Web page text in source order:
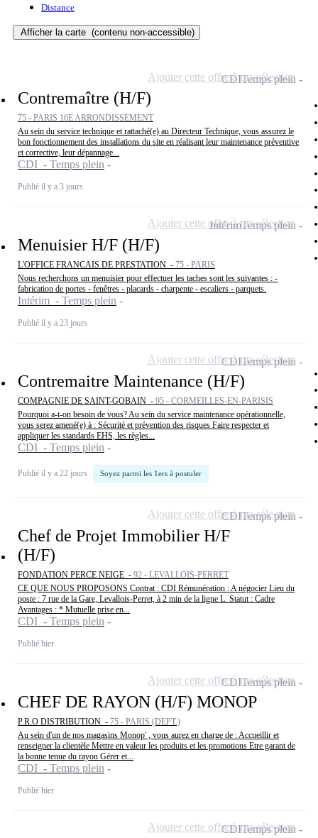
Distance
Afficher la carte (contenu non-accessible)
Contremaître (H/F)
75 - PARIS 16E ARRONDISSEMENT
Au sein du service technique et rattaché(e) au Directeur Technique, vous assurez le
bon fonctionnement des installations du site en réalisant leur maintenance préventive
et corrective, leur dépannage...
CDI - Temps plein
Publié il y a 3 jours
CDITemps plein
Ajouter cette offre à ma sélection
Menuisier H/F (H/F)
L'OFFICE FRANCAIS DE PRESTATION - 75 - PARIS
Nous recherchons un menuisier pour effectuer les taches sont les suivantes : -
fabrication de portes - fenêtres - placards - charpente - escaliers - parquets.
Intérim - Temps plein
Publié il y a 23 jours
IntérimTemps plein
Ajouter cette offre à ma sélection
Contremaitre Maintenance (H/F)
COMPAGNIE DE SAINT-GOBAIN - 95 - CORMEILLES-EN-PARISIS
Pourquoi a-t-on besoin de vous? Au sein du service maintenance opérationnelle,
vous serez amené(e) à : Sécurité et prévention des risques Faire respecter et
appliquer les standards EHS, les règles...
CDI - Temps plein
Publié il y a 22 jours Soyez parmi les 1ers à postuler
CDITemps plein
Ajouter cette offre à ma sélection
Chef de Projet Immobilier H/F
(H/F)
FONDATION PERCE NEIGE - 92 - LEVALLOIS-PERRET
CE QUE NOUS PROPOSONS Contrat : CDI Rémunération : A négocier Lieu du
poste : 7 rue de la Gare, Levallois-Perret, à 2 min de la ligne L. Statut : Cadre
Avantages : * Mutuelle prise en...
CDI - Temps plein
Publié hier
CDITemps plein
Ajouter cette offre à ma sélection
CHEF DE RAYON (H/F) MONOP
P.R.O DISTRIBUTION - 75 - PARIS (DEPT.)
Au sein d'un de nos magasins Monop' , vous aurez en charge de : Accueillir et
renseigner la clientèle Mettre en valeur les produits et les promotions Etre garant de
la bonne tenue du rayon Gérer et...
CDI - Temps plein
Publié hier
CDITemps plein
Ajouter cette offre à ma sélection
CDITemps plein
Ajouter cette offre à ma sélection